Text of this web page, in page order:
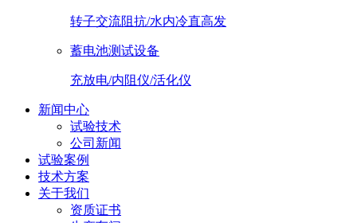
转子交流阻抗/水内冷直高发
蓄电池测试设备
充放电/内阻仪/活化仪
新闻中心
试验技术
公司新闻
试验案例
技术方案
关于我们
资质证书